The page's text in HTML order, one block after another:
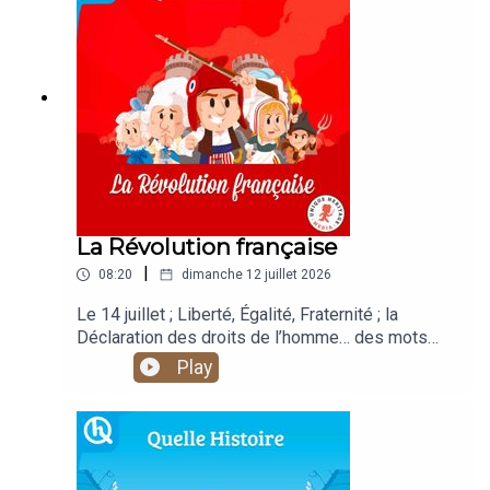
La Révolution française
08:20 dimanche 12 juillet 2026
Le 14 juillet ; Liberté, Égalité, Fraternité ; la
Déclaration des droits de l’homme… des mots
que tu entends souvent. Mais d’où ça vient ? De la
Révolution française. Il a fallu dix ans aux
Français pour transformer leur pays, dix ans
d’espoir et aussi, ne l’oublie pas, de guerre et de
terreur.Voix : Léopold Roy / Studio DuparkSound
design : Sylvain Hellio
Play